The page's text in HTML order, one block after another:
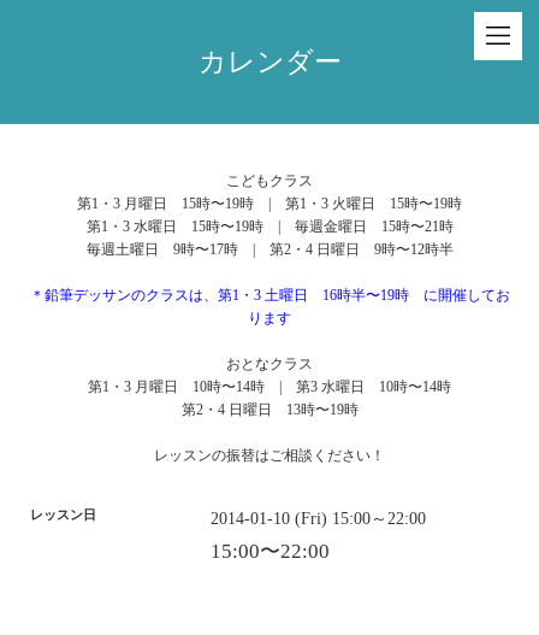
カレンダー
こどもクラス
第1・3 月曜日 15時〜19時 | 第1・3 火曜日 15時〜19時
第1・3 水曜日 15時〜19時 | 毎週金曜日 15時〜21時
毎週土曜日 9時〜17時 | 第2・4 日曜日 9時〜12時半
＊鉛筆デッサンのクラスは、第1・3 土曜日 16時半〜19時 に開催してお
ります
おとなクラス
第1・3 月曜日 10時〜14時 | 第3 水曜日 10時〜14時
第2・4 日曜日 13時〜19時
レッスンの振替はご相談ください！
レッスン日 2014-01-10 (Fri) 15:00～22:00
15:00〜22:00